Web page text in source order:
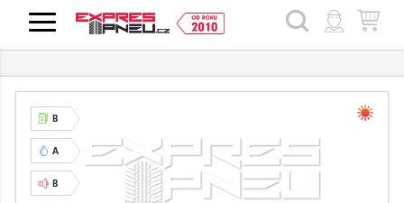
HLEDAT
B
A
B